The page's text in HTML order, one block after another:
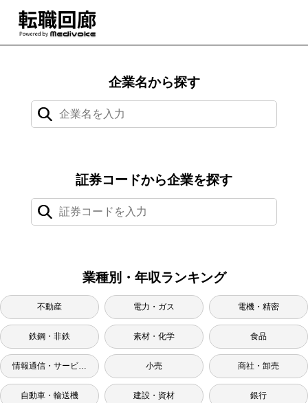
企業名から探す
証券コードから企業を探す
業種別・年収ランキング
不動産 電力・ガス 電機・精密
鉄鋼・非鉄 素材・化学 食品
情報通信・サービスその他 小売 商社・卸売
自動車・輸送機 建設・資材 銀行